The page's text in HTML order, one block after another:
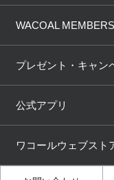
WACOAL
Licensed Brands
3Dボディスキャン
商品回収
ニュース＆トピック
ブラパン
大人の工場見学inベ
WACOAL
プレゼント・キャン
公式アプリ
ワコールウェブスト